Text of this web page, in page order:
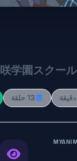
学園スクー
13 حلقة